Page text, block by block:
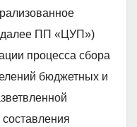
ПП «ЦУП»)
процесса сбора
бюджетных и